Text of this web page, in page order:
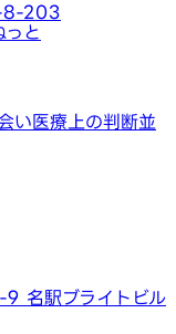
8-203
と
い医療上の判断並
名駅ブライトビル